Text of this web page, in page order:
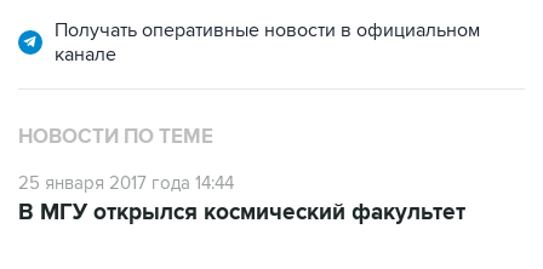
Получать оперативные новости в официальном
канале
НОВОСТИ ПО ТЕМЕ
25 января 2017 года 14:44
В МГУ открылся космический факультет